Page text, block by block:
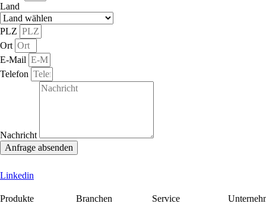
Land
PLZ
Ort
E-Mail
Telefon
Nachricht
Anfrage absenden
Linkedin
Produkte Branchen Service